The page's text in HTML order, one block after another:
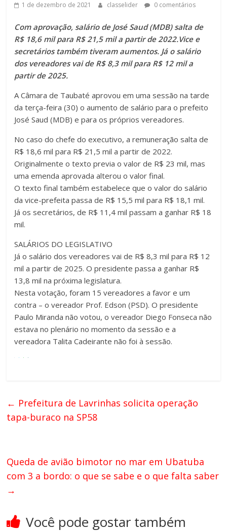
1 de dezembro de 2021 classelider 0 comentários
Com aprovação, salário de José Saud (MDB) salta de
R$ 18,6 mil para R$ 21,5 mil a partir de 2022.Vice e
secretários também tiveram aumentos. Já o salário
dos vereadores vai de R$ 8,3 mil para R$ 12 mil a
partir de 2025.
A Câmara de Taubaté aprovou em uma sessão na tarde
da terça-feira (30) o aumento de salário para o prefeito
José Saud (MDB) e para os próprios vereadores.
No caso do chefe do executivo, a remuneração salta de
R$ 18,6 mil para R$ 21,5 mil a partir de 2022.
Originalmente o texto previa o valor de R$ 23 mil, mas
uma emenda aprovada alterou o valor final.
O texto final também estabelece que o valor do salário
da vice-prefeita passa de R$ 15,5 mil para R$ 18,1 mil.
Já os secretários, de R$ 11,4 mil passam a ganhar R$ 18
mil.
SALÁRIOS DO LEGISLATIVO
Já o salário dos vereadores vai de R$ 8,3 mil para R$ 12
mil a partir de 2025. O presidente passa a ganhar R$
13,8 mil na próxima legislatura.
Nesta votação, foram 15 vereadores a favor e um
contra – o vereador Prof. Edson (PSD). O presidente
Paulo Miranda não votou, o vereador Diego Fonseca não
estava no plenário no momento da sessão e a
vereadora Talita Cadeirante não foi à sessão.
← Prefeitura de Lavrinhas solicita operação
tapa-buraco na SP58
Queda de avião bimotor no mar em Ubatuba
com 3 a bordo: o que se sabe e o que falta saber
→
Você pode gostar também